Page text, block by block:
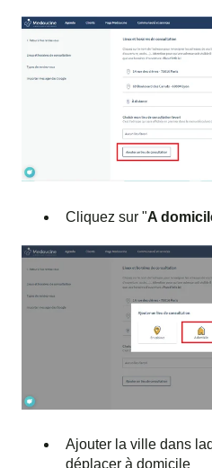
Cliquez sur "A
Ajouter la ville dans
déplacer à domicile